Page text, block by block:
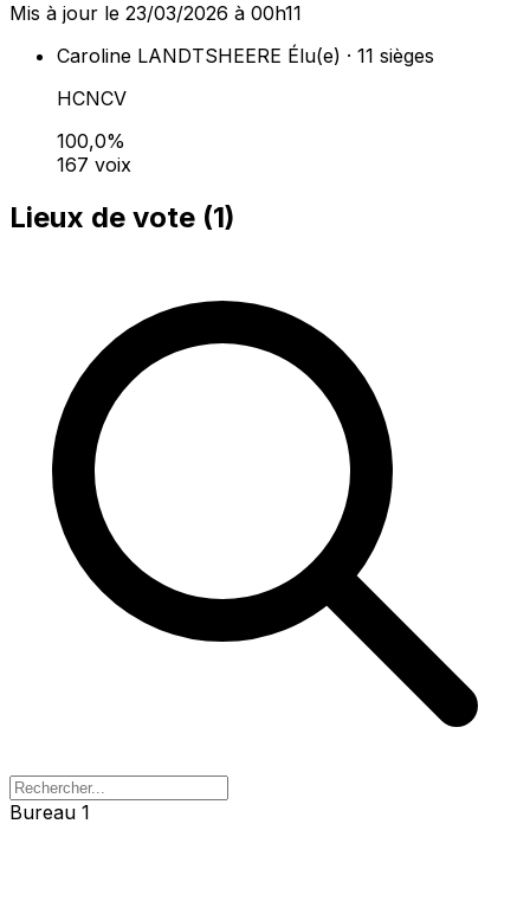
Mis à jour le 23/03/2026 à 00h11
Caroline LANDTSHEERE Élu(e) · 11 sièges
HCNCV
100,0%
167 voix
Lieux de vote (1)
Bureau 1